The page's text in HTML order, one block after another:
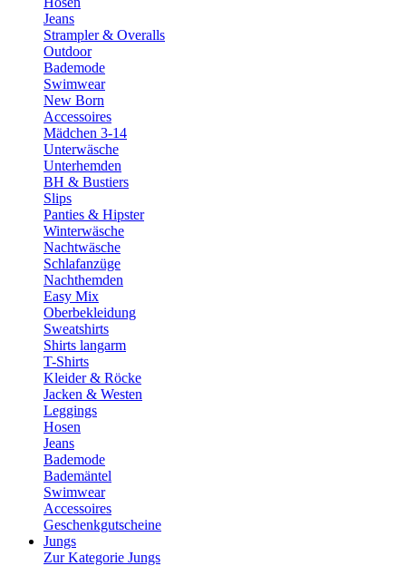
Jeans
Strampler & Overalls
Outdoor
Bademode
Swimwear
New Born
Accessoires
Mädchen 3-14
Unterwäsche
Unterhemden
BH & Bustiers
Slips
Panties & Hipster
Winterwäsche
Nachtwäsche
Schlafanzüge
Nachthemden
Easy Mix
Oberbekleidung
Sweatshirts
Shirts langarm
T-Shirts
Kleider & Röcke
Jacken & Westen
Leggings
Hosen
Jeans
Bademode
Bademäntel
Swimwear
Accessoires
Geschenkgutscheine
Jungs
Zur Kategorie Jungs